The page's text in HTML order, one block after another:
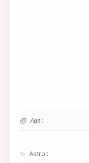
Age :
Astro :